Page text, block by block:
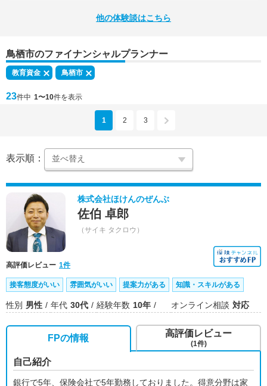
他の体験談はこちら
鳥栖市のファイナンシャルプランナー
教育資金 鳥栖市
23件中 1〜10件を表示
1 2 3
表示順：
株式会社ほけんのぜんぶ
佐伯 卓郎
（サイキ タクロウ）
高評価レビュー 1件
接客態度がいい 雰囲気がいい 提案力がある 知識・スキルがある
性別 男性 年代 30代 経験年数 10年 オンライン相談 対応
FPの情報
自己紹介
銀行で5年、保険会社で5年勤務しておりました。得意分野は家
高評価レビュー
(1件)